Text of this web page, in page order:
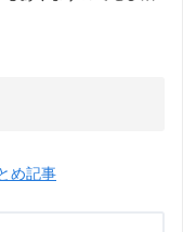
め記事